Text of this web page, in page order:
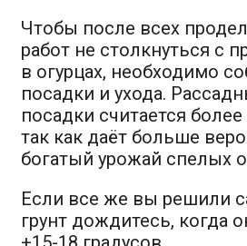
Чтобы после всех
работ не столкнуться с
в огурцах, необходимо
посадки и ухода.
посадки считается
так как даёт больше
богатый урожай спелых
Если все же вы решили
грунт дождитесь, когда